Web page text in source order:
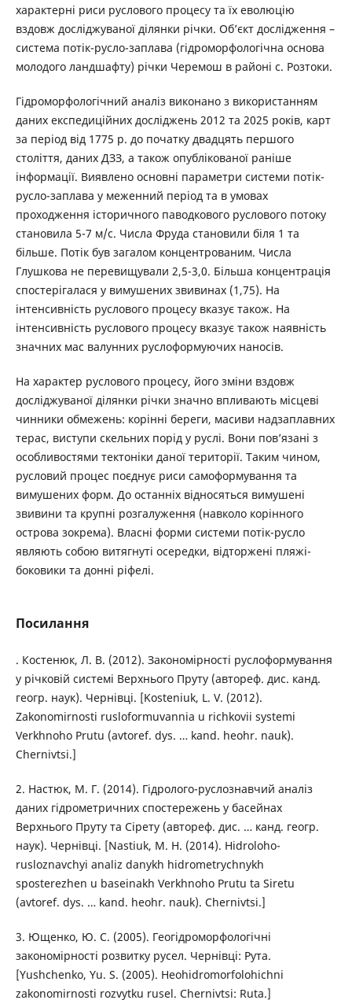
характерні риси руслового процесу та їх еволюцію
вздовж досліджуваної ділянки річки. Об’єкт дослідження –
система потік-русло-заплава (гідроморфологічна основа
молодого ландшафту) річки Черемош в районі с. Розтоки.
Гідроморфологічний аналіз виконано з використанням
даних експедиційних досліджень 2012 та 2025 років, карт
за період від 1775 р. до початку двадцять першого
століття, даних ДЗЗ, а також опублікованої раніше
інформації. Виявлено основні параметри системи потік-
русло-заплава у меженний період та в умовах
проходження історичного паводкового руслового потоку
становила 5-7 м/с. Числа Фруда становили біля 1 та
більше. Потік був загалом концентрованим. Числа
Глушкова не перевищували 2,5-3,0. Більша концентрація
спостерігалася у вимушених звивинах (1,75). На
інтенсивність руслового процесу вказує також. На
інтенсивність руслового процесу вказує також наявність
значних мас валунних руслоформуючих наносів.
На характер руслового процесу, його зміни вздовж
досліджуваної ділянки річки значно впливають місцеві
чинники обмежень: корінні береги, масиви надзаплавних
терас, виступи скельних порід у руслі. Вони пов’язані з
особливостями тектоніки даної території. Таким чином,
русловий процес поєднує риси самоформування та
вимушених форм. До останніх відносяться вимушені
звивини та крупні розгалуження (навколо корінного
острова зокрема). Власні форми системи потік-русло
являють собою витягнуті осередки, відторжені пляжі-
боковики та донні ріфелі.
Посилання
. Костенюк, Л. В. (2012). Закономірності руслоформування
у річковій системі Верхнього Пруту (автореф. дис. канд.
геогр. наук). Чернівці. [Kosteniuk, L. V. (2012).
Zakonomirnosti rusloformuvannia u richkovii systemi
Verkhnoho Prutu (avtoref. dys. … kand. heohr. nauk).
Chernivtsi.]
2. Настюк, М. Г. (2014). Гідролого-руслознавчий аналіз
даних гідрометричних спостережень у басейнах
Верхнього Пруту та Сірету (автореф. дис. … канд. геогр.
наук). Чернівці. [Nastiuk, M. H. (2014). Hidroloho-
rusloznavchyi analiz danykh hidrometrychnykh
sposterezhen u baseinakh Verkhnoho Prutu ta Siretu
(avtoref. dys. … kand. heohr. nauk). Chernivtsi.]
3. Ющенко, Ю. С. (2005). Геогідроморфологічні
закономірності розвитку русел. Чернівці: Рута.
[Yushchenko, Yu. S. (2005). Heohidromorfolohichni
zakonomirnosti rozvytku rusel. Chernivtsi: Ruta.]